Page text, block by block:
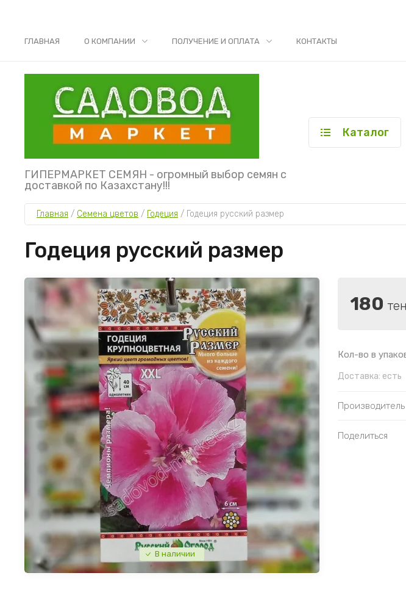
ГЛАВНАЯ О КОМПАНИИ ПОЛУЧЕНИЕ И ОПЛАТА КОНТАКТЫ
ГИПЕРМАРКЕТ СЕМЯН - огромный выбор семян с
доставкой по Казахстану!!!
Каталог
Главная / Семена цветов / Годеция / Годеция русский размер
Годеция русский размер
В наличии
180
Кол-во в
Доставка: есть
Производитель
Поделиться